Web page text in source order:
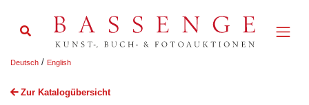
Deutsch / English
Zur Katalogübersicht